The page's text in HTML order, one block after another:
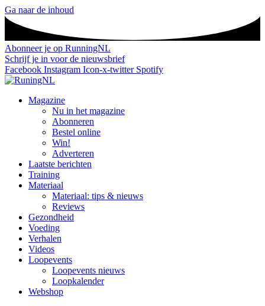
Ga naar de inhoud
Abonneer je op RunningNL
Schrijf je in voor de nieuwsbrief
Facebook Instagram Icon-x-twitter Spotify
Magazine
Nu in het magazine
Abonneren
Bestel online
Win!
Adverteren
Laatste berichten
Training
Materiaal
Materiaal: tips & nieuws
Reviews
Gezondheid
Voeding
Verhalen
Videos
Loopevents
Loopevents nieuws
Loopkalender
Webshop